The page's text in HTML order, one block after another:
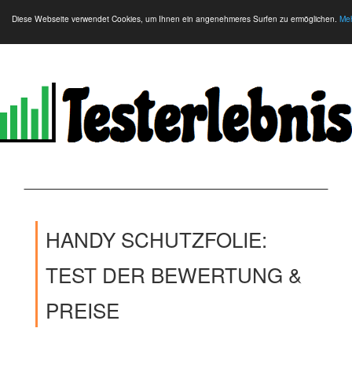
Diese Webseite verwendet Cookies, um Ihnen ein angenehmeres Surfen zu ermöglichen.
HANDY SCHUTZFOLIE:
TEST DER BEWERTUNG &
PREISE